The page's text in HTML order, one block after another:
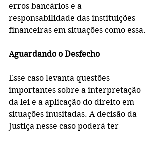
erros bancários e a
responsabilidade das instituições
financeiras em situações como essa.
Aguardando o Desfecho
Esse caso levanta questões
importantes sobre a interpretação
da lei e a aplicação do direito em
situações inusitadas. A decisão da
Justiça nesse caso poderá ter